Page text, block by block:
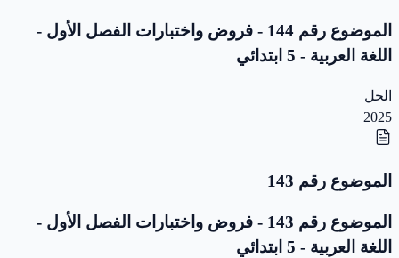
الموضوع رقم 144 - فروض واختبارات الفصل الأول -
اللغة العربية - 5 ابتدائي
الحل
2025
الموضوع رقم 143
الموضوع رقم 143 - فروض واختبارات الفصل الأول -
اللغة العربية - 5 ابتدائي